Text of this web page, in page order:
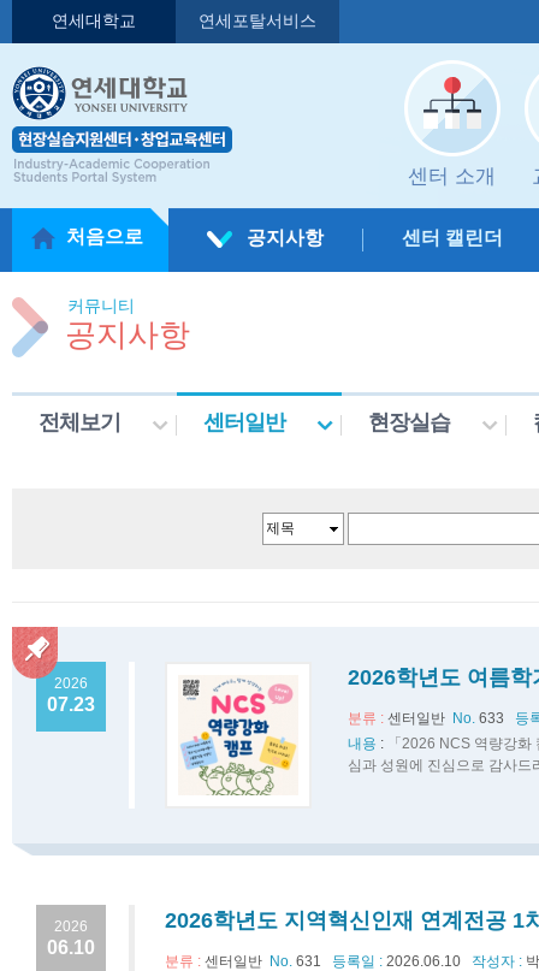
연세대학교 연세포탈서비스
센터 소개
처음으로 공지사항 센터 캘린더
커뮤니티
공지사항
전체보기 센터일반 현장실습
2026
07.23
2026학년도 여름
분류 : 센터일반 No. 633
등
내용 :
「2026 NCS 역량강
심과 성원에 진심으로 감사드
2026
06.10
2026학년도 지역혁신인재 연계전공 1
분류 : 센터일반 No. 631 등록일 : 2026.06.10 작성자 :